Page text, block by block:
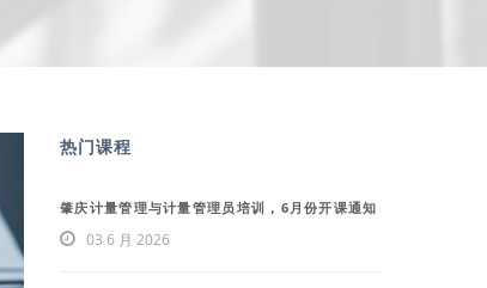
热门课程
肇庆计量管理与计量管理员培训，6月份开课通知
03 6 月 2026